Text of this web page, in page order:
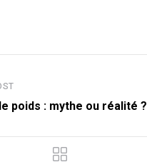
poids : mythe ou réalité ?